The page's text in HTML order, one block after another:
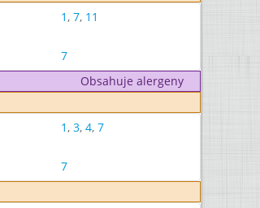
1, 7, 11
7
Obsahuje alergeny
1, 3, 4, 7
7